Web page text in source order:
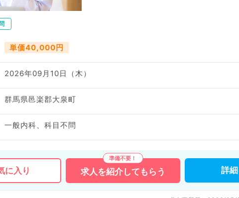
単価40,000円
2026年09月10日（木）
群馬県邑楽郡大泉町
一般内科、科目不問
に入り 求人を紹介してもらう 詳